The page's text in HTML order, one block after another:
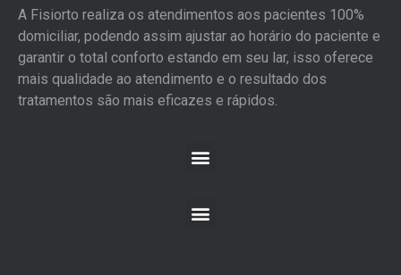
A Fisiorto realiza os atendimentos aos pacientes 100%
domiciliar, podendo assim ajustar ao horário do paciente e
garantir o total conforto estando em seu lar, isso oferece
mais qualidade ao atendimento e o resultado dos
tratamentos são mais eficazes e rápidos.